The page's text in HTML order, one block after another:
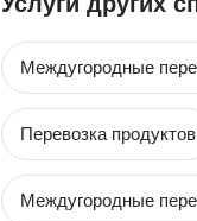
Междугородные
Перевозка продуктов
Междугородные